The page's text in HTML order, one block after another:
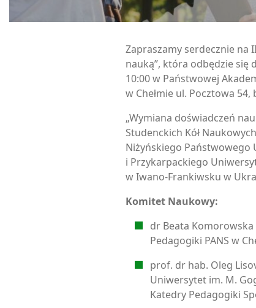
Zapraszamy serdecznie na
nauką”, która odbędzie się
10:00 w Państwowej
w Chełmie ul. Pocztowa 54,
„Wymiana doświadczeń
Studenckich Kół
Niżyńskiego Państwowego
i Przykarpackiego
w Iwano-Frankiwsku w
Komitet Naukowy:
dr Beata
Pedagogiki PANS w
prof. dr hab. Oleg
Uniwersytet im. M.
Katedry Pedagogiki